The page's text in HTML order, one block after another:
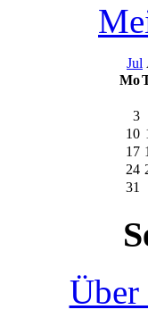
Jul
Mo
3
10
17
24
31